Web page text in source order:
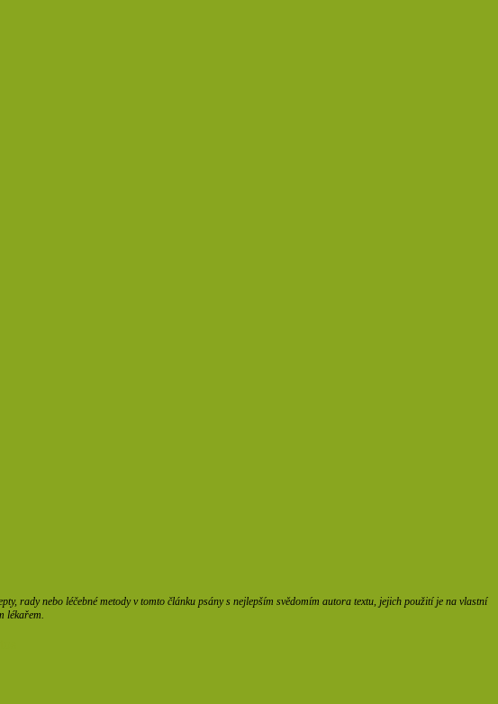
rady nebo léčebné metody v tomto článku psány s nejlepším svědomím autora textu, jejich použití je na vlastní
lékařem.